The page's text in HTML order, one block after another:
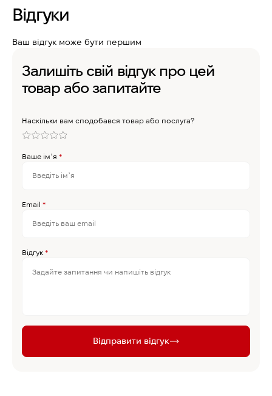
Відгуки
Ваш відгук може бути першим
Залишіть свій відгук про цей
товар або запитайте
Наскільки вам сподобався товар або послуга?
Ваше імʼя *
Email *
Відгук *
Відправити відгук